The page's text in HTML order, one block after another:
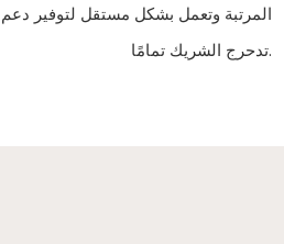
المرتبة وتعمل بشكل مستقل لتوفير
تدحرج الشريك تمامًا.